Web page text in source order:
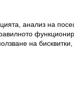
за ползване на
IKEA Family
анализ на
на